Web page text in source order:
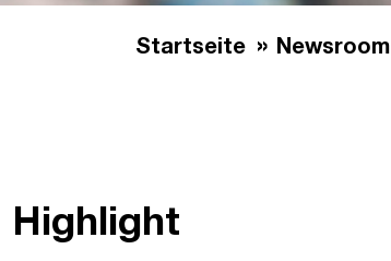
Startseite Newsroom
Highlight